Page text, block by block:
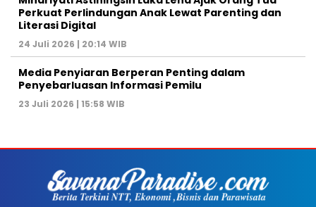
Perkuat Perlindungan Anak Lewat Parenting dan
Literasi Digital
24 Juli 2026 | 20:14 WIB
Media Penyiaran Berperan Penting dalam
Penyebarluasan Informasi Pemilu
23 Juli 2026 | 15:58 WIB